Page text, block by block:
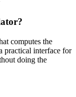
computes the
practical interface for
doing the